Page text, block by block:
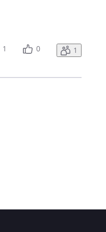
1 0 1